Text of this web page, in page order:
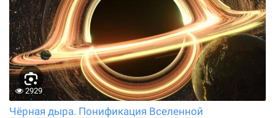
2929
Чёрная дыра. Понификация Вселенной